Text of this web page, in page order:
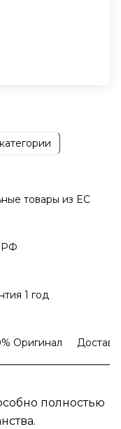
товары из EC
РФ
1 год
Оригинал
полностью